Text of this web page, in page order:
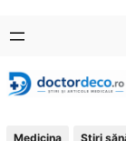
conținut
content
Medicina Ştiri